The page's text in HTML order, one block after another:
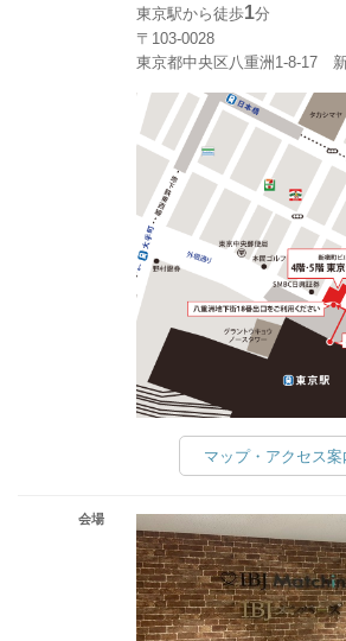
東京駅から徒歩1分
〒103-0028
東京都中央区八重洲1-8-17
マップ・アクセス案
会場